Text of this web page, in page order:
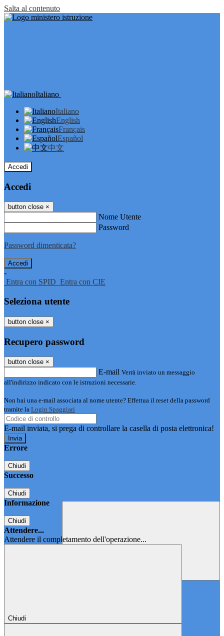
Salta al contenuto
Italiano
Italiano
English
Français
Español
中文
Accedi
Accedi
button close ×
Nome Utente
Password
Password dimenticata?
-
Entra con SPID Entra con CIE
Seleziona utente
button close ×
Recupero password
button close ×
E-mail Verrà inviato un messaggio
all'indirizzo indicato con le istruzioni necessarie.
Non hai una e-mail associata al nome utente? Effettua il reset della password
tramite la Login Spaggiari
E-mail inviata, si prega di controllare la casella di posta elettronica!
Errore
Chiudi
Successo
Chiudi
Informazione
Chiudi
Attendere...
Attendere il completamento dell'operazione...
Chiudi